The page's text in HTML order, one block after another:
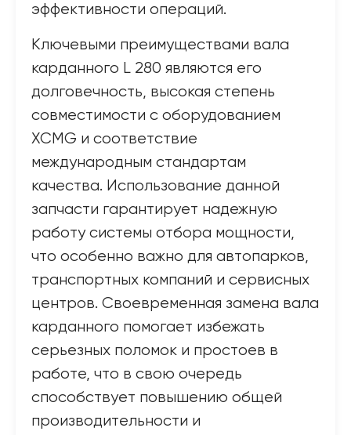
эффективности операций.
Ключевыми преимуществами вала
карданного L 280 являются его
долговечность, высокая степень
совместимости с оборудованием
XCMG и соответствие
международным стандартам
качества. Использование данной
запчасти гарантирует надежную
работу системы отбора мощности,
что особенно важно для автопарков,
транспортных компаний и сервисных
центров. Своевременная замена вала
карданного помогает избежать
серьезных поломок и простоев в
работе, что в свою очередь
способствует повышению общей
производительности и